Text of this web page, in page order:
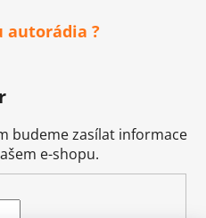
autorádia ?
budeme zasílat informace
e-shopu.